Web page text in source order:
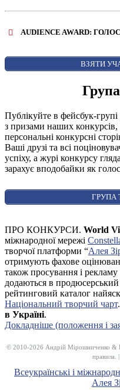
AUDIENCE AWARD:
ВЗЯТИ
Публікуйте в фейсбук-
з призами наших
персональні конкурсні
Ваші друзі та всі
успіху, а журі конкурсу
зарахує вподобайки як
ГРУПА
ПРО КОНКУРСИ. World
міжнародної мережі
творчої платформи “Алея
отримують фахове
також просування і
додаються в продюсерський
рейтинговий каталог
Національний творчий чарт.
в Україні.
Докладніше (положення і
© 2010-2026 Андрій Мірошниченко &
правила.
Всеукраїнські і
Алея